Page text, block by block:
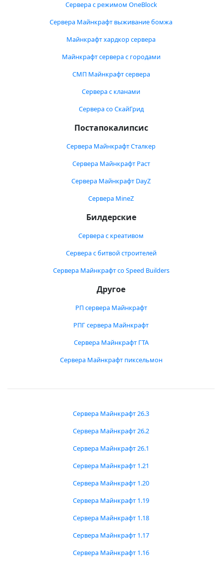
Сервера с режимом OneBlock
Сервера Майнкрафт выживание бомжа
Майнкрафт хардкор сервера
Майнкрафт сервера с городами
СМП Майнкрафт сервера
Сервера с кланами
Сервера со СкайГрид
Постапокалипсис
Сервера Майнкрафт Сталкер
Сервера Майнкрафт Раст
Сервера Майнкрафт DayZ
Сервера MineZ
Билдерские
Сервера с креативом
Сервера с битвой строителей
Сервера Майнкрафт со Speed Builders
Другое
РП сервера Майнкрафт
РПГ сервера Майнкрафт
Сервера Майнкрафт ГТА
Сервера Майнкрафт пиксельмон
Сервера Майнкрафт 26.3
Сервера Майнкрафт 26.2
Сервера Майнкрафт 26.1
Сервера Майнкрафт 1.21
Сервера Майнкрафт 1.20
Сервера Майнкрафт 1.19
Сервера Майнкрафт 1.18
Сервера Майнкрафт 1.17
Сервера Майнкрафт 1.16